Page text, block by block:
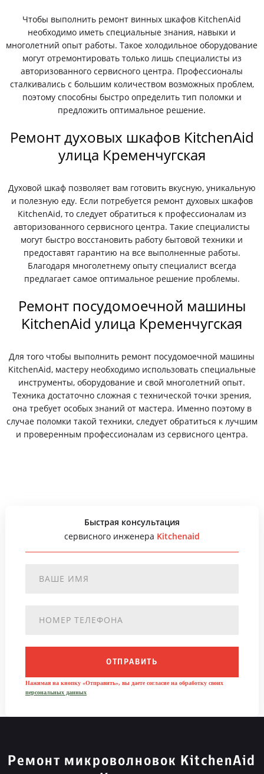
Чтобы выполнить ремонт винных шкафов KitchenAid
необходимо иметь специальные знания, навыки и
многолетний опыт работы. Такое холодильное оборудование
могут отремонтировать только лишь специалисты из
авторизованного сервисного центра. Профессионалы
сталкивались с большим количеством возможных проблем,
поэтому способны быстро определить тип поломки и
предложить оптимальное решение.
Ремонт духовых шкафов KitchenAid
улица Кременчугская
Духовой шкаф позволяет вам готовить вкусную, уникальную
и полезную еду. Если потребуется ремонт духовых шкафов
KitchenAid, то следует обратиться к профессионалам из
авторизованного сервисного центра. Такие специалисты
могут быстро восстановить работу бытовой техники и
предоставят гарантию на все выполненные работы.
Благодаря многолетнему опыту специалист всегда
предлагает самое оптимальное решение проблемы.
Ремонт посудомоечной машины
KitchenAid улица Кременчугская
Для того чтобы выполнить ремонт посудомоечной машины
KitchenAid, мастеру необходимо использовать специальные
инструменты, оборудование и свой многолетний опыт.
Техника достаточно сложная с технической точки зрения,
она требует особых знаний от мастера. Именно поэтому в
случае поломки такой техники, следует обратиться к лучшим
и проверенным профессионалам из сервисного центра.
Быстрая консультация
сервисного инженера Kitchenaid
ОТПРАВИТЬ
Нажимая на кнопку «Отправить», вы даете согласие на обработку своих
персональных данных
Ремонт микроволновок KitchenAid